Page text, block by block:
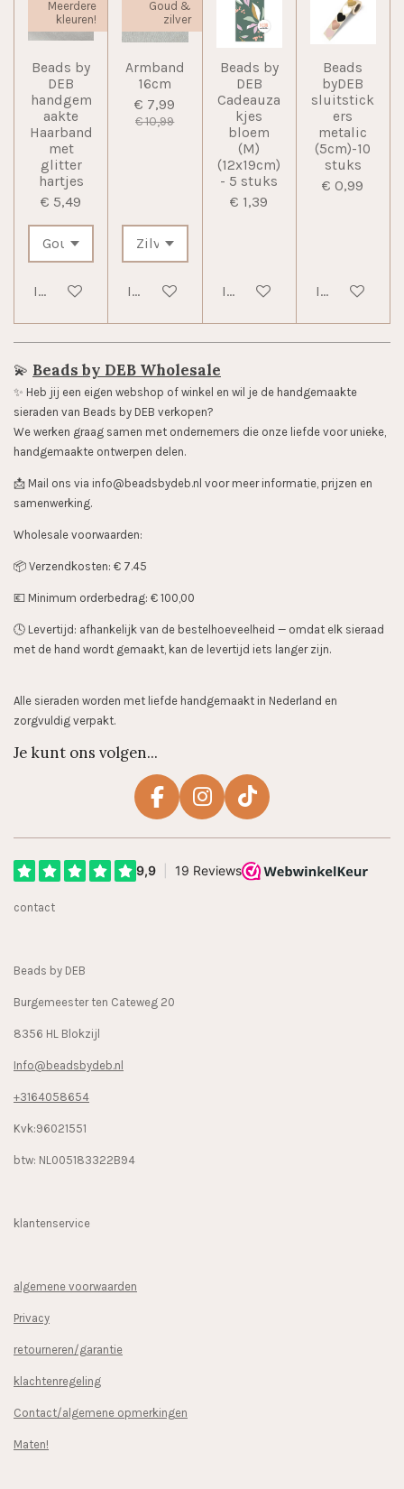
Meerdere
kleuren!
Beads by
DEB
handgem
aakte
Haarband
met
glitter
hartjes
€ 5,49
In winkelwagen
Goud &
zilver
Armband
16cm
€ 7,99
€ 10,99
In winkelwagen
Beads by
DEB
Cadeauza
kjes
bloem
(M)
(12x19cm)
- 5 stuks
€ 1,39
In winkelwagen
Beads
byDEB
sluitstick
ers
metalic
(5cm)-10
stuks
€ 0,99
In
💫 Beads by DEB Wholesale
✨️ Heb jij een eigen webshop of winkel en wil je de handgemaakte
sieraden van Beads by DEB verkopen?
We werken graag samen met ondernemers die onze liefde voor unieke,
handgemaakte ontwerpen delen.
📩 Mail ons via info@beadsbydeb.nl voor meer informatie, prijzen en
samenwerking.
Wholesale voorwaarden:
📦 Verzendkosten: € 7.45
💶 Minimum orderbedrag: € 100,00
🕓 Levertijd: afhankelijk van de bestelhoeveelheid — omdat elk sieraad
met de hand wordt gemaakt, kan de levertijd iets langer zijn.
Alle sieraden worden met liefde handgemaakt in Nederland en
zorgvuldig verpakt.
Je kunt ons volgen...
F
e
I
t
T
T
contact
Beads by DEB
Burgemeester ten Cateweg 20
8356 HL Blokzijl
Info@beadsbydeb.nl
+3164058654
Kvk:96021551
btw: NL005183322B94
klantenservice
algemene voorwaarden
Privacy
retourneren/garantie
klachtenregeling
Contact/algemene opmerkingen
Maten!